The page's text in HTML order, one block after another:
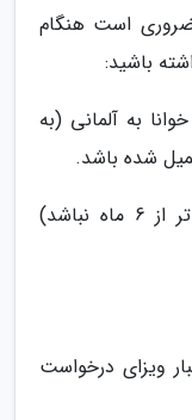
ضروری است هنگام
باشید:
به آلمانی (به
شده باشد.
2. دو قطعه عکس رنگی (که قدیمی تر از 6 ماه نباشد)
از اعتبار ویزای درخواست